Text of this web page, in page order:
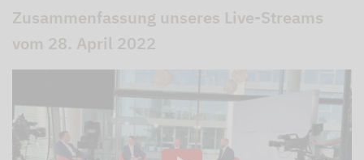
Zusammenfassung unseres Live-Streams
vom 28. April 2022